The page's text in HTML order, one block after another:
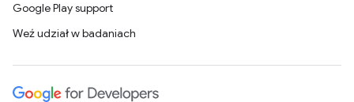
Google Play support
Weź udział w badaniach